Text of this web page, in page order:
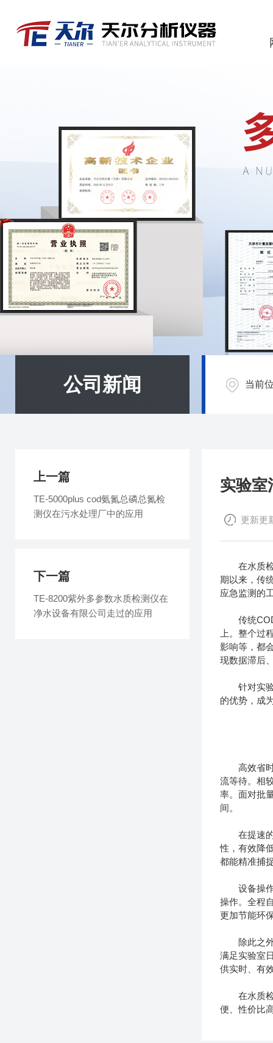
公司新闻 当前
实验室
更新更
在水质检
期以来，传
应急监测的
传统COD
上。整个过
影响等，都
现数据滞后
针对实验
的优势，成
高效省时
流等待。相
率。面对批
间。
在提速的
性，有效降
都能精准捕
设备操作
操作。全程
更加节能环
除此之外
满足实验室
供实时、有
在水质检
便、性价比
上一篇
TE-5000plus cod氨氮总磷总氮检
测仪在污水处理厂中的应用
下一篇
TE-8200紫外多参数水质检测仪在
净水设备有限公司走过的应用